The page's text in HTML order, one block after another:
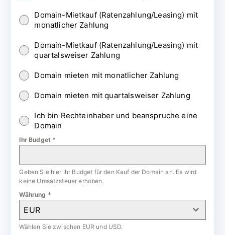
Domain-Mietkauf (Ratenzahlung/Leasing) mit
monatlicher Zahlung
Domain-Mietkauf (Ratenzahlung/Leasing) mit
quartalsweiser Zahlung
Domain mieten mit monatlicher Zahlung
Domain mieten mit quartalsweiser Zahlung
Ich bin Rechteinhaber und beanspruche eine
Domain
Ihr Budget *
Geben Sie hier Ihr Budget für den Kauf der Domain an. Es wird
keine Umsatzsteuer erhoben.
Währung *
EUR
Wählen Sie zwischen EUR und USD.